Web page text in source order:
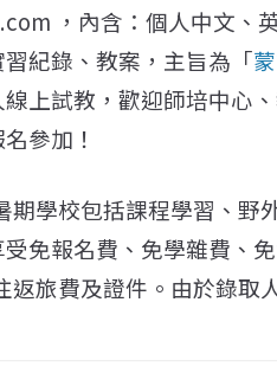
，內含：個人中文、
紀錄、教案，主旨為「
上試教，歡迎師培中心
參加！
期學校包括課程學習、野
免報名費、免學雜費、
旅費及證件。由於錄取